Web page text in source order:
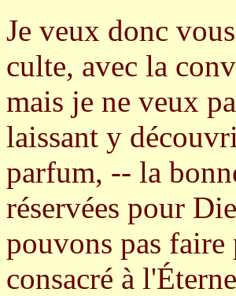
Je veux donc
culte, avec la
mais je ne veux
laissant y
parfum, -- la
réservées pour
pouvons pas
consacré à